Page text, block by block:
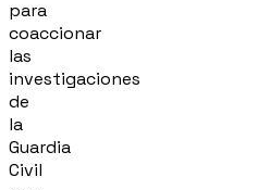
para
coaccionar
las
investigaciones
de
la
Guardia
Civil